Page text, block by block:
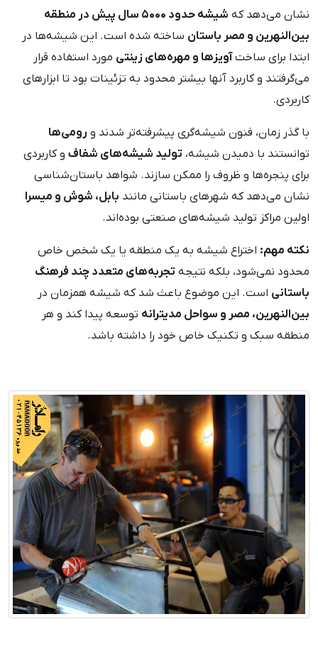
نشان می‌دهد که
شیشه حدود ۵۰۰۰ سال پیش در منطقه
بین‌النهرین و مصر باستان ساخته شده است. این شیشه‌ها در
ابتدا برای ساختآویزها و مهره‌های زینتی مورد استفاده قرار
می‌گرفتند و کاربرد آنها بیشتر محدود به تزئینات بود تا ابزارهای
کاربردی.
با گذر زمان، فنون شیشه‌گری پیشرفته‌تر شدند و رومی‌ها
توانستند با دمیدن شیشه، تولید شیشه‌های شفاف و کاربردی
برای پنجره‌ها و ظروف را ممکن سازند. شواهد باستان‌شناسی
نشان می‌دهد که شهرهای باستانی مانند بابل، شوش و میسرا
اولین مراکز تولید شیشه‌های صنعتی بوده‌اند.
نکته مهم: اختراع شیشه به یک منطقه یا یک شخص خاص
محدود نمی‌شود، بلکه نتیجه تجربه‌های متعدد چند فرهنگ
باستانی است. این موضوع باعث شد که شیشه همزمان در
بین‌النهرین، مصر و سواحل مدیترانه توسعه پیدا کند و هر
منطقه سبک و تکنیک خاص خود را داشته باشد.